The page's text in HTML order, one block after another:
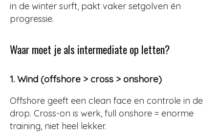
in de winter surft, pakt vaker setgolven én
progressie.
Waar moet je als intermediate op letten?
1. Wind (offshore > cross > onshore)
Offshore geeft een clean face en controle in de
drop. Cross-on is werk, full onshore = enorme
training, niet heel lekker.